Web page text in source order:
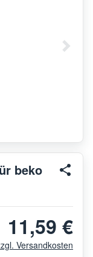
beko
11,59 €
Versandkosten